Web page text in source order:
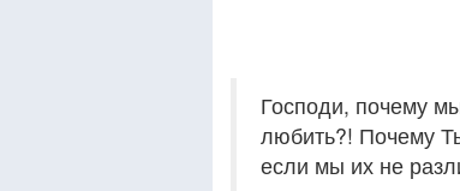
Господи, почему
любить?! Почему
если мы их не